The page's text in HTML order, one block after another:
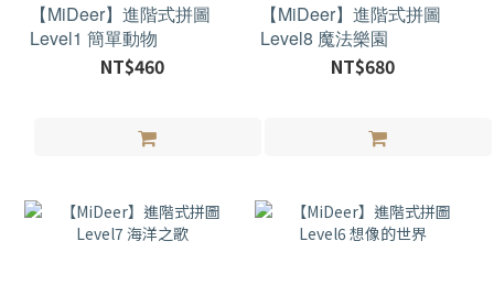
【MiDeer】進階式拼圖
Level1 簡單動物
NT$460
【MiDeer】進階式拼圖
Level8 魔法樂園
NT$680